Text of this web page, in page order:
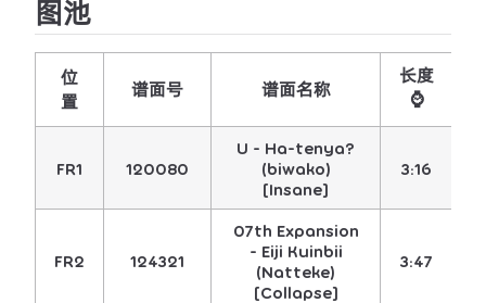
图池
位
置
谱面号 谱面名称
长度
⌚️
FR1 120080
U - Ha-tenya?
(biwako)
[Insane]
3:16
FR2 124321
07th Expansion
- Eiji Kuinbii
(Natteke)
[Collapse]
3:47